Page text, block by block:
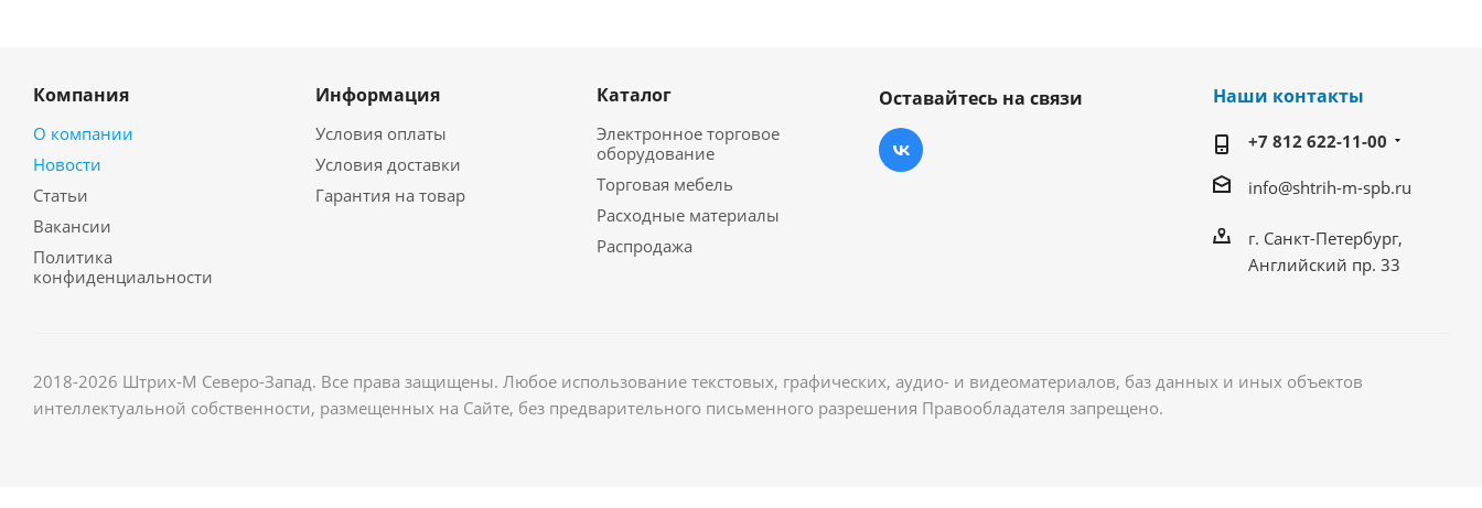
Компания
О компании
Новости
Статьи
Вакансии
Политика
конфиденциальности
Информация
Условия оплаты
Условия доставки
Гарантия на товар
Каталог
Электронное торговое
оборудование
Торговая мебель
Расходные материалы
Распродажа
Оставайтесь на связи Наши контакты
+7 812 622-11-00
info@shtrih-m-spb.ru
г. Санкт-Петербург,
Английский пр. 33
2018-2026 Штрих-М Северо-Запад. Все права защищены. Любое использование текстовых, графических, аудио- и видеоматериалов, баз данных и иных объектов
интеллектуальной собственности, размещенных на Сайте, без предварительного письменного разрешения Правообладателя запрещено.